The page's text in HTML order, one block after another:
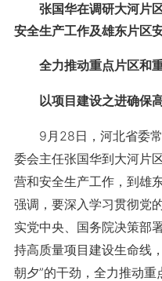
张国华在调研大河片
安全生产工作及雄东片区
全力推动重点片区和
以项目建设之进确保
9月28日，河北省委常
委会主任张国华到大河片
营和安全生产工作，到雄
强调，要深入学习贯彻党
实党中央、国务院决策部
持高质量项目建设生命线
朝夕”的干劲，全力推动